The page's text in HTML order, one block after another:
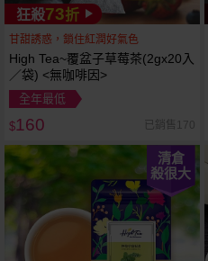
狂殺73折
甘甜誘惑，鎖住紅潤好氣色
High Tea~覆盆子草莓茶(2gx20入
／袋) <無咖啡因>
全年最低
$160 已銷售170
清倉
殺很大